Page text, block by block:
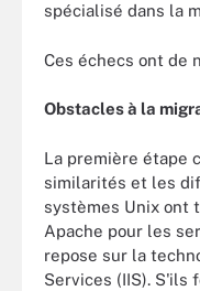
spécialisé dans la
Ces échecs ont de
Obstacles à la
La première étape
similarités et les
systèmes Unix ont
Apache pour les
repose sur la
Services (IIS). S'ils